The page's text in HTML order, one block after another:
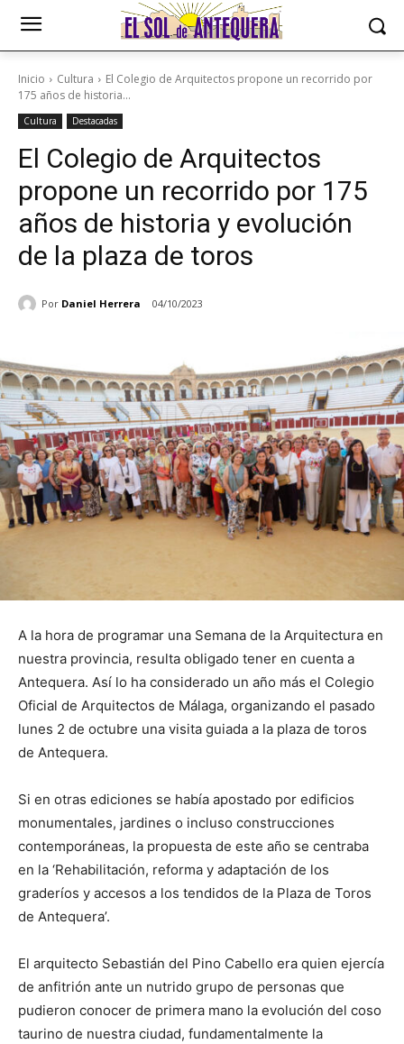
Inicio Cultura
El Colegio de Arquitectos propone un recorrido por
175 años de historia...
Cultura Destacadas
El Colegio de Arquitectos
propone un recorrido por 175
años de historia y evolución
de la plaza de toros
Por Daniel Herrera 04/10/2023
A la hora de programar una Semana de la Arquitectura en
nuestra provincia, resulta obligado tener en cuenta a
Antequera. Así lo ha considerado un año más el Colegio
Oficial de Arquitectos de Málaga, organizando el pasado
lunes 2 de octubre una visita guiada a la plaza de toros
de Antequera.
Si en otras ediciones se había apostado por edificios
monumentales, jardines o incluso construcciones
contemporáneas, la propuesta de este año se centraba
en la ‘Rehabilitación, reforma y adaptación de los
graderíos y accesos a los tendidos de la Plaza de Toros
de Antequera’.
El arquitecto Sebastián del Pino Cabello era quien ejercía
de anfitrión ante un nutrido grupo de personas que
pudieron conocer de primera mano la evolución del coso
taurino de nuestra ciudad, fundamentalmente la